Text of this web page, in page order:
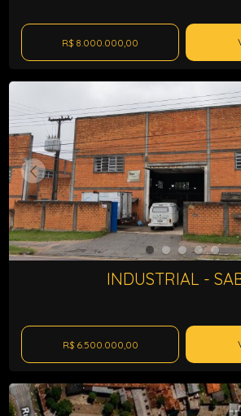
R$ 8.000.000,00
INDUSTRIAL -
R$ 6.500.000,00